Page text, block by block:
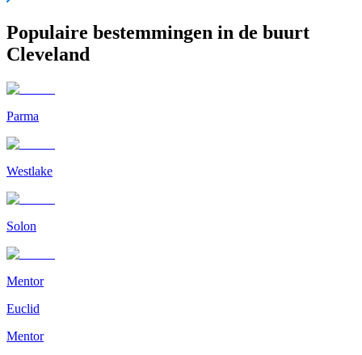
Populaire bestemmingen in de buurt
Cleveland
Parma
Westlake
Solon
Mentor
Euclid
Mentor